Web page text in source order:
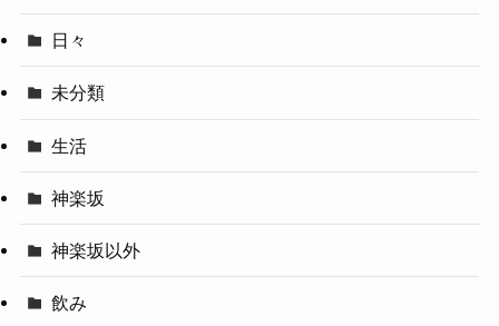
日々
未分類
生活
神楽坂
神楽坂以外
飲み